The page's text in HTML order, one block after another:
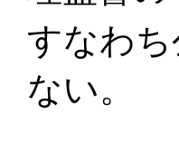
すなわ
ない。